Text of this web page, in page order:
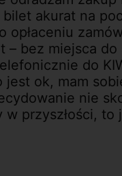
bilet akurat na
opłaceniu
– bez miejsca do
do
jest ok, mam
nie
w przyszłości, to